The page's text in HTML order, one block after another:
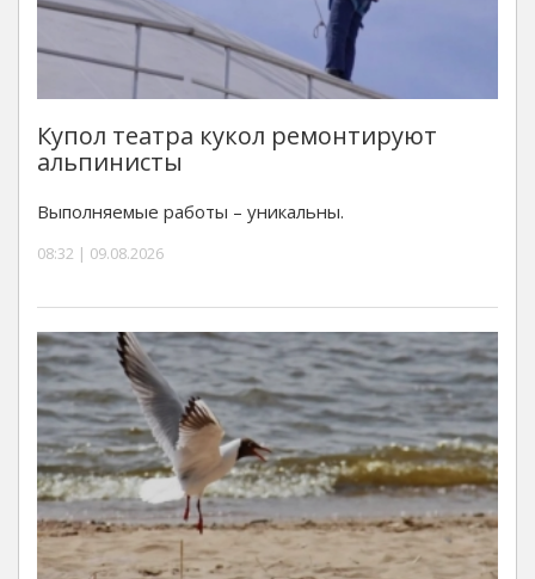
Купол театра кукол ремонтируют
альпинисты
Выполняемые работы – уникальны.
08:32 | 09.08.2026